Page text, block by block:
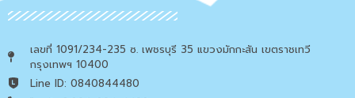
เลขที่ 1091/234-235 ซ. เพชรบุรี 35 แขวงมักกะสัน เขตราชเทวี
กรุงเทพฯ 10400
Line ID: 0840844480